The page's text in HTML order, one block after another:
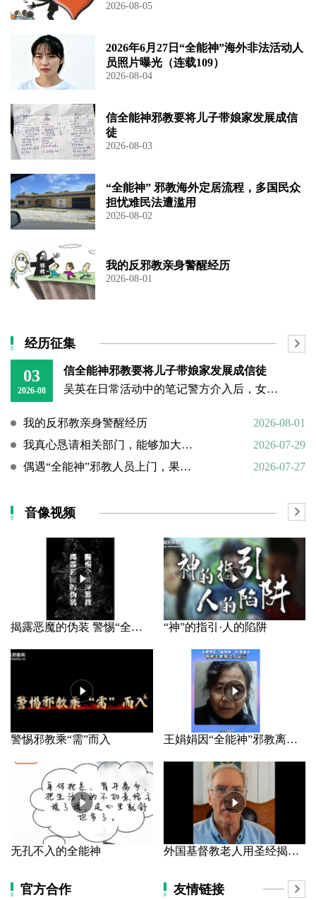
2026-08-05
2026年6月27日“全能神”海外非法活动人
员照片曝光（连载109）
2026-08-04
信全能神邪教要将儿子带娘家发展成信
徒
2026-08-03
“全能神” 邪教海外定居流程，多国民众
担忧难民法遭滥用
2026-08-02
我的反邪教亲身警醒经历
2026-08-01
经历征集
03
2026-08
信全能神邪教要将儿子带娘家发展成信徒
吴英在日常活动中的笔记警方介入后，女子丈夫向警方称，打人原因系担心妻子将儿子带回娘家“被带坏”，并反映妻子和丈母娘涉嫌信奉、传播“全能神”教。经一个多月的调查，警方在其丈母娘家中搜到大量证据，于23日
我的反邪教亲身警醒经历
2026-08-01
我真心恳请相关部门，能够加大对“全能神”邪教的打击力度
2026-07-29
偶遇“全能神”邪教人员上门，果断硬核驱离
2026-07-27
音像视频
揭露恶魔的伪装 警惕“全能神”邪教 “神”的指引·人的陷阱
警惕邪教乘“需”而入 王娟娟因“全能神”邪教离家 母亲长年哭泣几近盲
无孔不入的全能神 外国基督教老人用圣经揭露“全能神”（1）
官方合作 友情链接